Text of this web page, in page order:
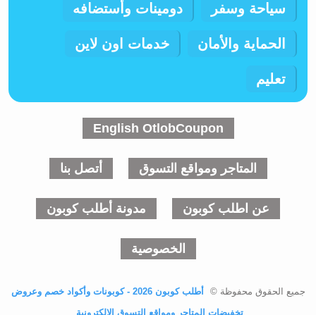
سياحة وسفر دومينات وأستضافه
الحماية والأمان خدمات اون لاين
تعليم
English OtlobCoupon
المتاجر ومواقع التسوق أتصل بنا
عن اطلب كوبون مدونة أطلب كوبون
الخصوصية
جميع الحقوق محفوظة ©
أطلب كوبون 2026 - كوبونات وأكواد خصم وعروض
تخفيضات المتاجر ومواقع التسوق الالكترونية